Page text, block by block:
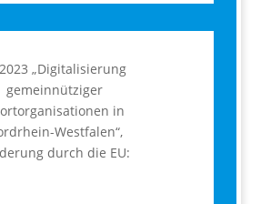
„Digitalisierung
gemeinnütziger
in
Westfalen“,
durch die EU: